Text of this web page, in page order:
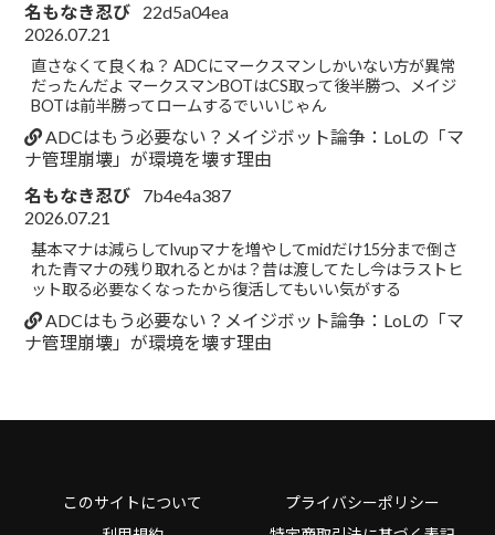
名もなき忍び
22d5a04ea
2026.07.21
直さなくて良くね？ ADCにマークスマンしかいない方が異常
だったんだよ マークスマンBOTはCS取って後半勝つ、メイジ
BOTは前半勝ってロームするでいいじゃん
ADCはもう必要ない？メイジボット論争：LoLの「マ
ナ管理崩壊」が環境を壊す理由
名もなき忍び
7b4e4a387
2026.07.21
基本マナは減らしてlvupマナを増やしてmidだけ15分まで倒さ
れた青マナの残り取れるとかは？昔は渡してたし今はラストヒ
ット取る必要なくなったから復活してもいい気がする
ADCはもう必要ない？メイジボット論争：LoLの「マ
ナ管理崩壊」が環境を壊す理由
このサイトについて
プライバシーポリシー